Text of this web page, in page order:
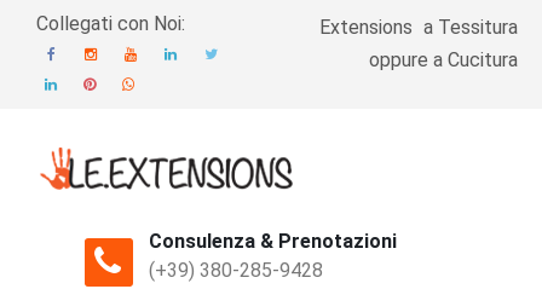
SaltaCollegati con Noi: Extensions a Tessitura
oppure a Cucitura
Consulenza & Prenotazioni
(+39) 380-285-9428